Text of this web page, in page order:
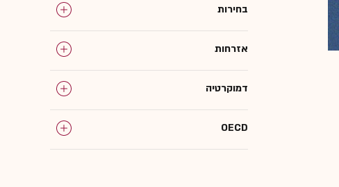
בחירות
אזרחות
דמוקרטיה
OECD